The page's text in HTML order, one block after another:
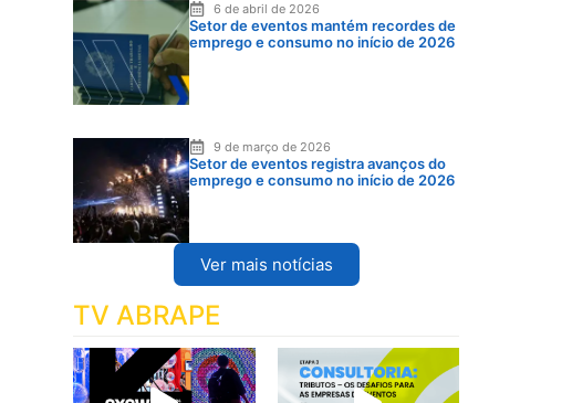
6 de abril de 2026
Setor de eventos mantém recordes de
emprego e consumo no início de 2026
9 de março de 2026
Setor de eventos registra avanços do
emprego e consumo no início de 2026
Ver mais notícias
TV ABRAPE